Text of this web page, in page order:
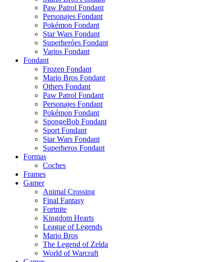
Paw Patrol Fondant
Personajes Fondant
Pokémon Fondant
Star Wars Fondant
Superheróes Fondant
Varios Fondant
Fondant
Frozen Fondant
Mario Bros Fondant
Others Fondant
Paw Patrol Fondant
Personajes Fondant
Pokémon Fondant
SpongeBob Fondant
Sport Fondant
Star Wars Fondant
Superheros Fondant
Formas
Coches
Frames
Gamer
Animal Crossing
Final Fantasy
Fortnite
Kingdom Hearts
League of Legends
Mario Bros
The Legend of Zelda
World of Warcraft